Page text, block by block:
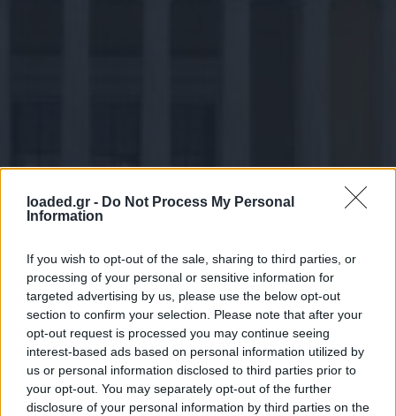
loaded.gr - Do Not Process My Personal
Information
If you wish to opt-out of the sale, sharing to third parties, or
processing of your personal or sensitive information for
targeted advertising by us, please use the below opt-out
section to confirm your selection. Please note that after your
opt-out request is processed you may continue seeing
interest-based ads based on personal information utilized by
us or personal information disclosed to third parties prior to
your opt-out. You may separately opt-out of the further
disclosure of your personal information by third parties on the